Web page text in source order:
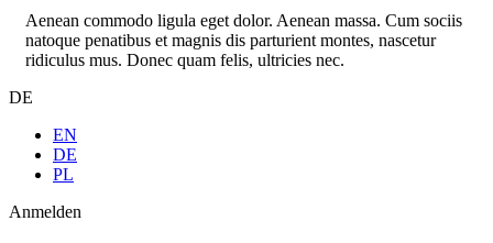
Aenean commodo ligula eget dolor. Aenean massa. Cum sociis
natoque penatibus et magnis dis parturient montes, nascetur
ridiculus mus. Donec quam felis, ultricies nec.
DE
EN
DE
PL
Anmelden